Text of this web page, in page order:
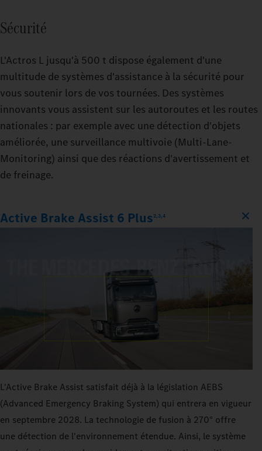
Sécurité
L'Actros L jusqu'à 500 t dispose également d'une
multitude de systèmes d'assistance à la sécurité pour
vous soutenir lors de vos tournées. Des systèmes
innovants vous assistent sur les autoroutes et les routes
nationales : par exemple avec une détection d'objets
améliorée, une surveillance multivoie (Multi-Lane-
Monitoring) ainsi que des réactions d'avertissement et
de freinage.
Active Brake Assist 6 Plus2,3,4
L'Active Brake Assist satisfait déjà à la législation AEBS
(Advanced Emergency Braking System) qui entrera en vigueur
en septembre 2028. La technologie de fusion à 270° offre
une détection de l'environnement étendue. Ainsi, le système